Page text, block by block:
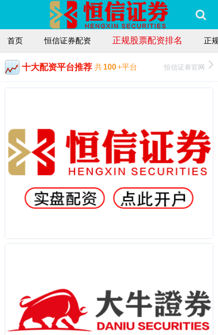
首页 恒信证券配资 正规股票配资排名 正
十大配资平台推荐 共100+平台 恒信证券官网